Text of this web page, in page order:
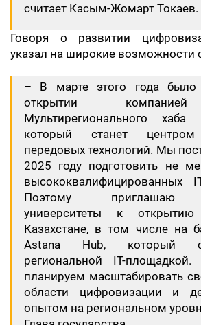
считает Касым-Жомарт Токаев.
Говоря о развитии
указал на широкие возможности
– В марте этого года было
открытии
Мультирегионального хаба
который станет центром
передовых технологий. Мы
2025 году подготовить не
высококвалифицированных
Поэтому приглашаю
университеты к
Казахстане, в том числе на
Astana Hub, который
региональной IT-
планируем масштабировать
области цифровизации и
опытом на региональном